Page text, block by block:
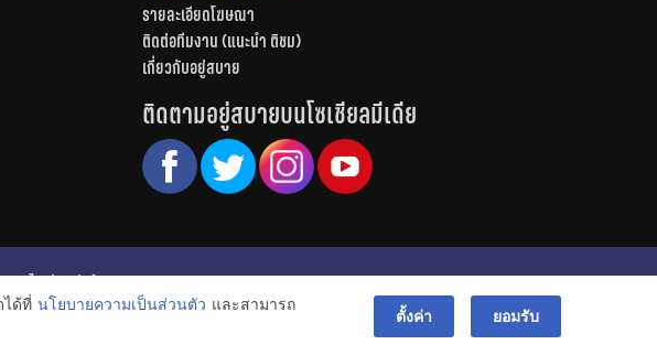
รายละเอียดโฆษณา
ติดต่อทีมงาน (แนะนำ ติชม)
เกี่ยวกับอยู่สบาย
ติดตามอยู่สบายบนโซเชียลมีเดีย
ว
ไอเดียแต่งบ้าน
© สงวนลิขสิทธิ์ 2556-2564
ได้ที่ นโยบายความเป็นส่วนตัว และสามารถ
ตั้งค่า ยอมรับ